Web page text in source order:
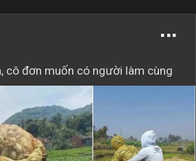
cô đơn muốn có người làm cùng